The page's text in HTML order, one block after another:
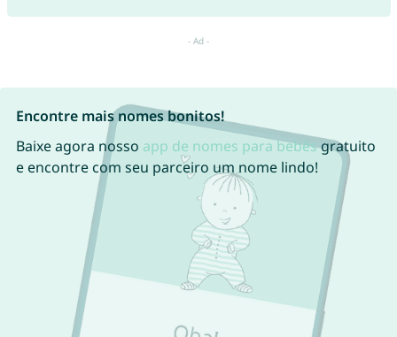
Encontre mais nomes bonitos!
Baixe agora nosso app de nomes para bebêsgratuito
e encontre com seu parceiro um nome lindo!